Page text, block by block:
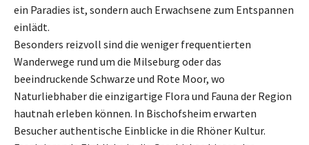
ein Paradies ist, sondern auch Erwachsene zum Entspannen
einlädt.
Besonders reizvoll sind die weniger frequentierten
Wanderwege rund um die Milseburg oder das
beeindruckende Schwarze und Rote Moor, wo
Naturliebhaber die einzigartige Flora und Fauna der Region
hautnah erleben können. In Bischofsheim erwarten
Besucher authentische Einblicke in die Rhöner Kultur.